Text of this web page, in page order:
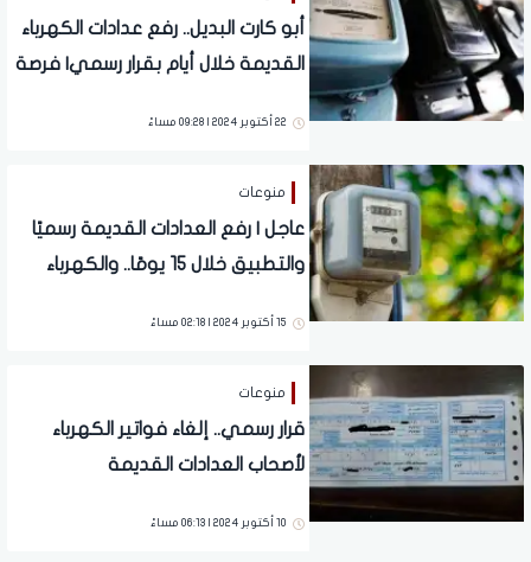
أبو كارت البديل.. رفع عدادات الكهرباء
القديمة خلال أيام بقرار رسمي| فرصة
22 أكتوبر 2024 | 09:28 مساءً
منوعات
عاجل | رفع العدادات القديمة رسميًا
والتطبيق خلال 15 يومًا.. والكهرباء
15 أكتوبر 2024 | 02:18 مساءً
منوعات
قرار رسمي.. إلغاء فواتير الكهرباء
لأصحاب العدادات القديمة
10 أكتوبر 2024 | 06:13 مساءً